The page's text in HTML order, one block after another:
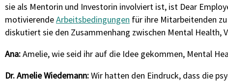
sie als Mentorin und Investorin involviert ist, ist Dear
motivierendeArbeitsbedingungen für ihre Mitarbeitenden
diskutiert sie den Zusammenhang zwischen Mental Health,
Ana:Amelie, wie seid ihr auf die Idee gekommen, Mental
Dr. Amelie Wiedemann:Wir hatten den Eindruck, dass die